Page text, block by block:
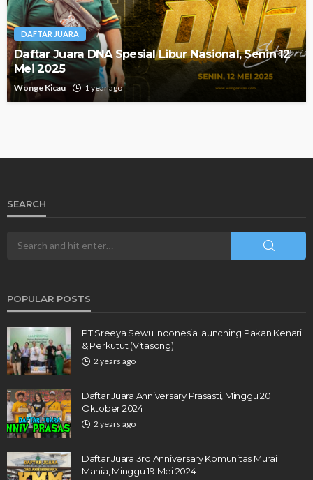
DAFTAR JUARA
Daftar Juara DNA Spesial Libur Nasional, Senin 12
Mei 2025
Wonge Kicau 1 year ago
SEARCH
POPULAR POSTS
PT Sreeya Sewu Indonesia launching Pakan Kenari
& Perkutut (Vitasong)
2 years ago
Daftar Juara Anniversary Prasasti, Minggu 20
Oktober 2024
2 years ago
Daftar Juara 3rd Anniversary Komunitas Murai
Mania, Minggu 19 Mei 2024